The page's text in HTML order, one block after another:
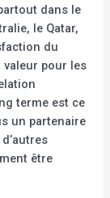
dans le
le Qatar,
du
pour les
terme est ce
un partenaire
être